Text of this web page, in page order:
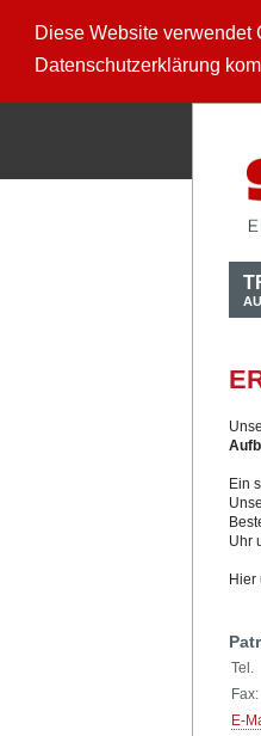
Diese Website verwendet
Datenschutzerklärung
Ein
Uhr
Hier
Tel.
Fax:
E-